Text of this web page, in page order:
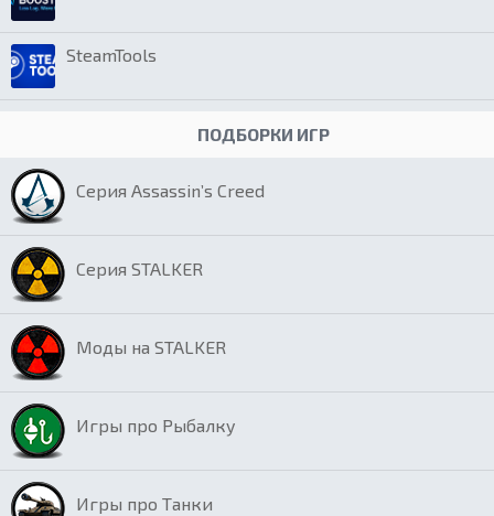
SteamTools
ПОДБОРКИ ИГР
Серия Assassin’s Creed
Серия STALKER
Моды на STALKER
Игры про Рыбалку
Игры про Танки